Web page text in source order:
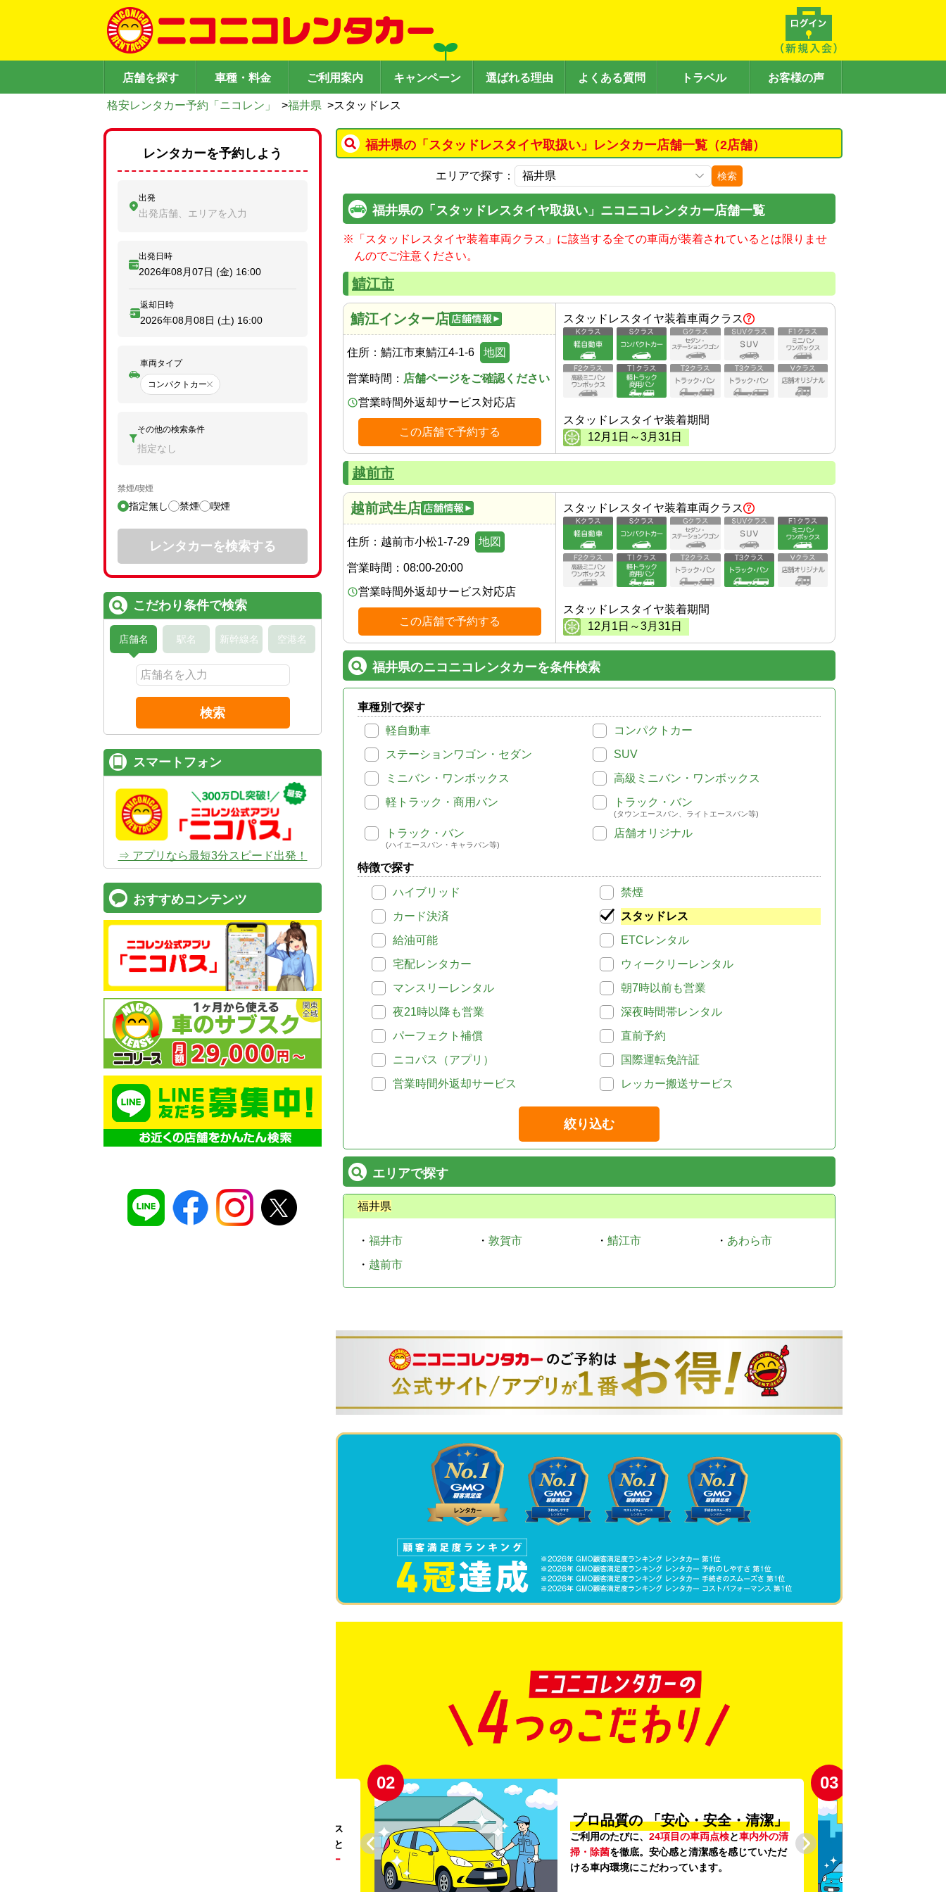
店舗を探す 車種・料金 ご利用案内 キャンペーン 選ばれる理由 よくある質問 トラベル お客様の声
格安レンタカー予約「ニコレン」 >福井県 >スタッドレス
福井県の「スタッドレスタイヤ取扱い」レンタカー店舗一覧（2店舗）
エリアで探す： 検索
福井県の「スタッドレスタイヤ取扱い」ニコニコレンタカー店舗一覧
※
「スタッドレスタイヤ装着車両クラス」に該当する全ての車両が装着されているとは限りませ
んのでご注意ください。
鯖江市
鯖江インター店
住所： 鯖江市東鯖江4-1-6 地図
営業時間： 店舗ページをご確認ください
営業時間外返却サービス対応店
この店舗で予約する
スタッドレスタイヤ装着車両クラス
スタッドレスタイヤ装着期間
12 月 1 日～3月 31 日
越前市
越前武生店
住所： 越前市小松1-7-29 地図
営業時間： 08:00-20:00
営業時間外返却サービス対応店
この店舗で予約する
スタッドレスタイヤ装着車両クラス
スタッドレスタイヤ装着期間
12 月 1 日～3月 31 日
福井県のニコニコレンタカーを条件検索
車種別で探す
軽自動車
コンパクトカー
ステーションワゴン・セダン
SUV
ミニバン・ワンボックス
高級ミニバン・ワンボックス
軽トラック・商用バン
トラック・バン
(タウンエースバン、ライトエースバン等)
トラック・バン
(ハイエースバン・キャラバン等)
店舗オリジナル
特徴で探す
ハイブリッド
禁煙
カード決済
スタッドレス
給油可能
ETCレンタル
宅配レンタカー
ウィークリーレンタル
マンスリーレンタル
朝7時以前も営業
夜21時以降も営業
深夜時間帯レンタル
パーフェクト補償
直前予約
ニコパス（アプリ）
国際運転免許証
営業時間外返却サービス
レッカー搬送サービス
絞り込む
エリアで探す
福井県
・ 福井市 ・ 敦賀市 ・ 鯖江市 ・ あわら市
・ 越前市
。ガソリンス
タンドや整備工場の既存インフラを活用すること
リー
02
プロ品質の 「安心・安全・清潔」
ご利用のたびに、 24項目の車両点検と車内外の清
掃・除菌を徹底。安心感と清潔感を感じていただ
ける車内環境にこだわっています。
03
レンタカーを予約しよう
出発
出発店舗、エリアを入力
出発日時
2026年08月07日 (金) 16:00
返却日時
2026年08月08日 (土) 16:00
車両タイプ
コンパクトカー
その他の検索条件
指定なし
禁煙/喫煙
指定無し 禁煙 喫煙
レンタカーを検索する
こだわり条件で検索
店舗名 駅名 新幹線名 空港名
検索
スマートフォン
⇒ アプリなら最短3分スピード出発！
おすすめコンテンツ